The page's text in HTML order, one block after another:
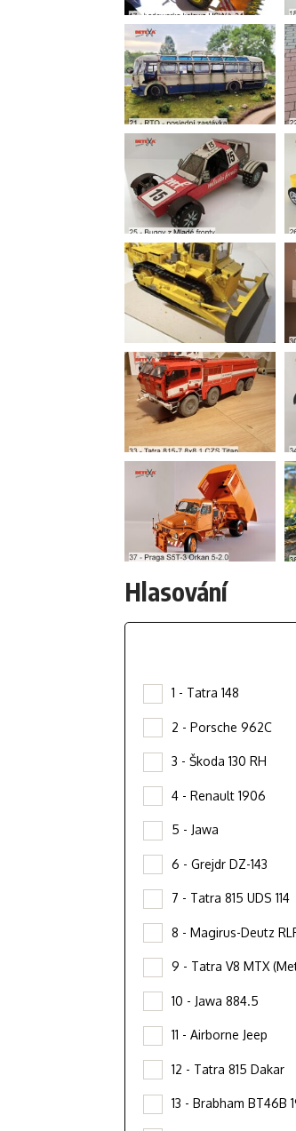
Hlasování
1 - Tatra 148
2 - Porsche 962C
3 - Škoda 130 RH
4 - Renault 1906
5 - Jawa
6 - Grejdr DZ-143
7 - Tatra 815 UDS 114
8 - Magirus-Deutz
9 - Tatra V8 MTX
10 - Jawa 884.5
11 - Airborne Jeep
12 - Tatra 815 Dakar
13 - Brabham BT46B